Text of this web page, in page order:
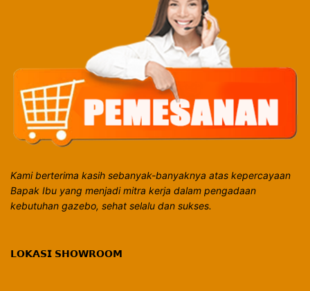
Kami berterima kasih sebanyak-banyaknya atas kepercayaan
Bapak Ibu yang menjadi mitra kerja dalam pengadaan
kebutuhan gazebo, sehat selalu dan sukses.
𝗟𝗢𝗞𝗔𝗦𝗜 𝗦𝗛𝗢𝗪𝗥𝗢𝗢𝗠